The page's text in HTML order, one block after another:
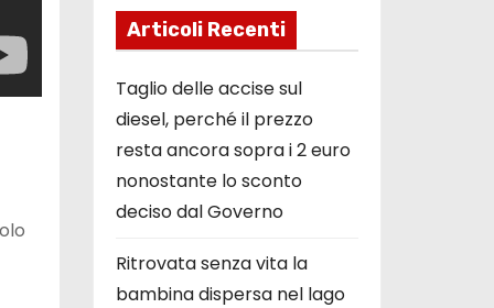
Articoli Recenti
Taglio delle accise sul
diesel, perché il prezzo
resta ancora sopra i 2 euro
nonostante lo sconto
deciso dal Governo
Ritrovata senza vita la
bambina dispersa nel lago